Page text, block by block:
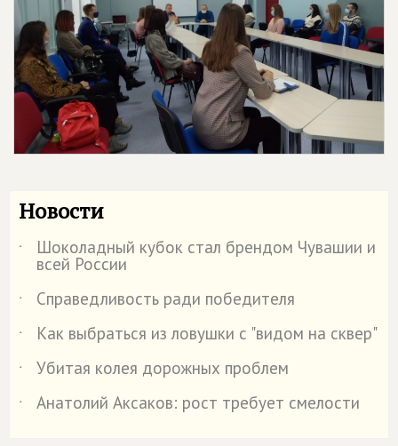
Новости
˙ Шоколадный кубок стал брендом Чувашии и
всей России
˙
Справедливость ради победителя
˙
Как выбраться из ловушки с "видом на сквер"
˙
Убитая колея дорожных проблем
˙
Анатолий Аксаков: рост требует смелости